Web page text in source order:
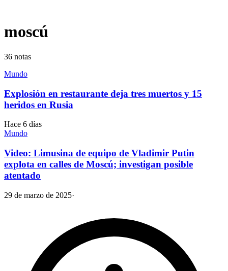
moscú
36 notas
Mundo
Explosión en restaurante deja tres muertos y 15
heridos en Rusia
Hace 6 días
Mundo
Video: Limusina de equipo de Vladimir Putin
explota en calles de Moscú; investigan posible
atentado
29 de marzo de 2025·